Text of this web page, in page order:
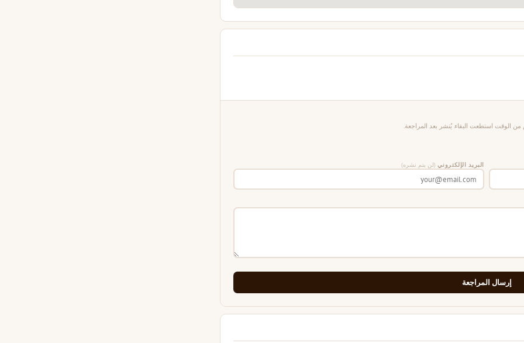
الوقت استطعت البقاء. يُنشر بعد المراجعة.
البريد الإلكتروني (لن يتم نشره)
إرسال المراجعة